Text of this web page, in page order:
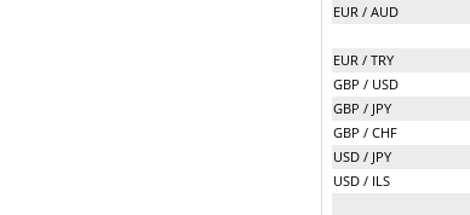
EUR / AUD
EUR / TRY
GBP / USD
GBP / JPY
GBP / CHF
USD / JPY
USD / ILS